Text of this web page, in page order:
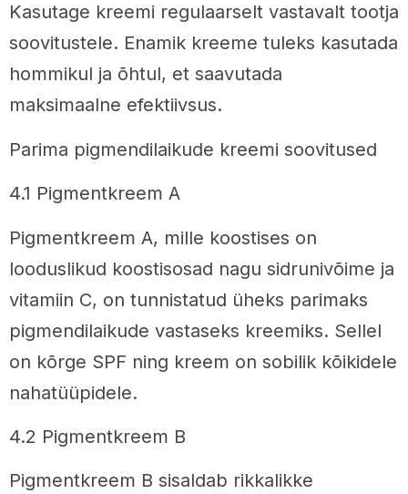
Kasutage kreemi regulaarselt vastavalt tootja
soovitustele. Enamik kreeme tuleks kasutada
hommikul ja õhtul, et saavutada
maksimaalne efektiivsus.
Parima pigmendilaikude kreemi soovitused
4.1 Pigmentkreem A
Pigmentkreem A, mille koostises on
looduslikud koostisosad nagu sidrunivõime ja
vitamiin C, on tunnistatud üheks parimaks
pigmendilaikude vastaseks kreemiks. Sellel
on kõrge SPF ning kreem on sobilik kõikidele
nahatüüpidele.
4.2 Pigmentkreem B
Pigmentkreem B sisaldab rikkalikke